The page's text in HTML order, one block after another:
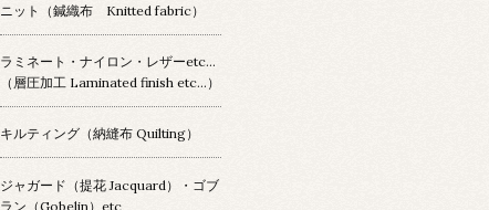
ニット（鍼織布 Knitted fabric）
ラミネート・ナイロン・レザーetc…
（層圧加工 Laminated finish etc…）
キルティング（納縫布 Quilting）
ジャガード（提花 Jacquard）・ゴブ
ラン（Gobelin）etc